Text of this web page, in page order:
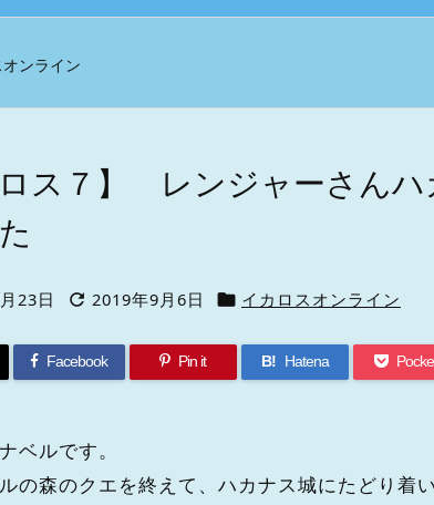
ンライン
ロス７】 レンジャーさん
23日  2019年9月6日  イカロスオンライン
Facebook Pin it B! Hatena
ベルです。
の森のクエを終えて、ハカナス城にたどり着